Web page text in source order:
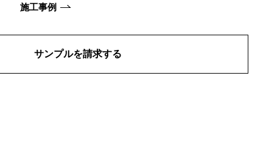
施工事例
サンプルを請求する